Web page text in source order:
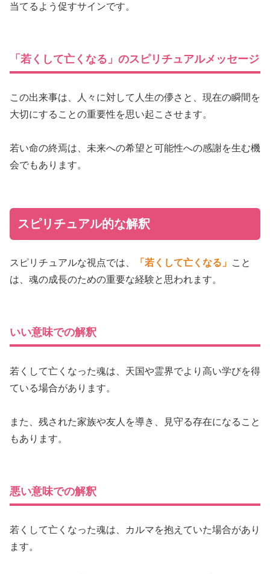
当てるよう促すサインです。
「若くして亡くなる」のスピリチュアルメッセージ
この出来事は、人々に対して人生の儚さと、現在の瞬間を
大切にすることの重要性を思い起こさせます。
若い命の終焉は、未来への希望と可能性への感謝を生む機
会でもあります。
スピリチュアル的な解釈
スピリチュアルな視点では、 「若くして亡くなる」 こと
は、魂の成長のための重要な経験と思われます。
いい意味での解釈
若くして亡くなった魂は、天国や霊界でより高い学びを得
ている場合があります。
また、残された家族や友人を導き、見守る存在になること
もあります。
悪い意味での解釈
若くして亡くなった魂は、カルマを抱えていた場合があり
ます。